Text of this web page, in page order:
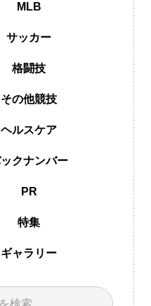
MLB
サッカー
格闘技
その他競技
ヘルスケア
クナンバー
PR
特集
ギャラリー